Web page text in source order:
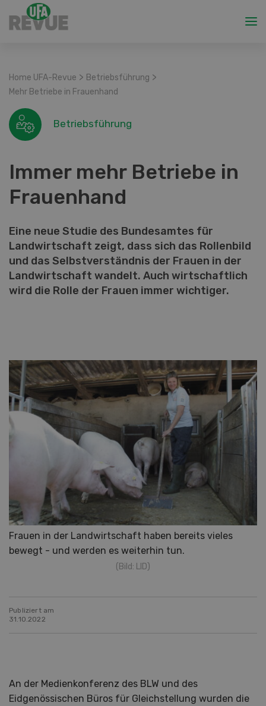
Home UFA-Revue > Betriebsführung >
Mehr Betriebe in Frauenhand
Betriebsführung
Immer mehr Betriebe in
Frauenhand
Eine neue Studie des Bundesamtes für
Landwirtschaft zeigt, dass sich das Rollenbild
und das Selbstverständnis der Frauen in der
Landwirtschaft wandelt. Auch wirtschaftlich
wird die Rolle der Frauen immer wichtiger.
Frauen in der Landwirtschaft haben bereits vieles
bewegt - und werden es weiterhin tun.
(Bild: LID)
Publiziert am
31.10.2022
An der Medienkonferenz des BLW und des
Eidgenössischen Büros für Gleichstellung wurden die